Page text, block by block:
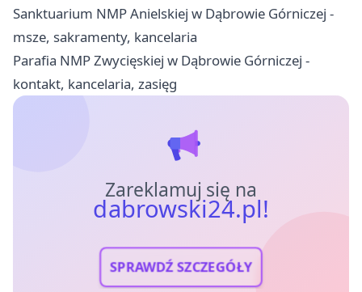
Sanktuarium NMP Anielskiej w Dąbrowie Górniczej -
msze, sakramenty, kancelaria
Parafia NMP Zwycięskiej w Dąbrowie Górniczej -
kontakt, kancelaria, zasięg
Zareklamuj się na
dabrowski24.pl!
SPRAWDŹ SZCZEGÓŁY